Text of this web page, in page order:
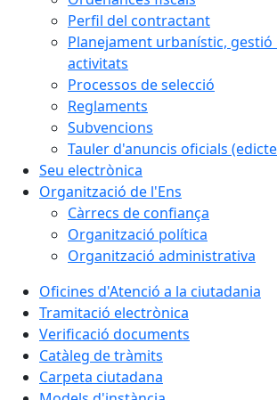
Perfil del contractant
Planejament urbanístic,
activitats
Processos de selecció
Reglaments
Subvencions
Tauler d'anuncis oficials
Seu electrònica
Organització de l'Ens
Càrrecs de confiança
Organització política
Organització administrativa
Oficines d'Atenció a la ciutadania
Tramitació electrònica
Verificació documents
Catàleg de tràmits
Carpeta ciutadana